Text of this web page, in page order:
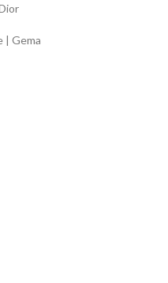
| Gema